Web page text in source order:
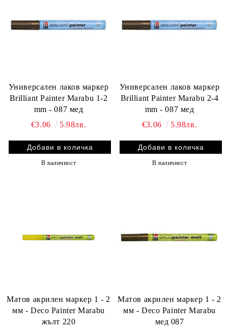
Универсален лаков маркер
Brilliant Painter Marabu 1-2
mm - 087 мед
€3.06
5.98лв.
В наличност
Универсален лаков маркер
Brilliant Painter Marabu 2-4
mm - 087 мед
€3.06
5.98лв.
В наличност
Матов акрилен маркер 1 - 2
мм - Deco Painter Marabu
жълт 220
Матов акрилен маркер 1 - 2
мм - Deco Painter Marabu
мед 087